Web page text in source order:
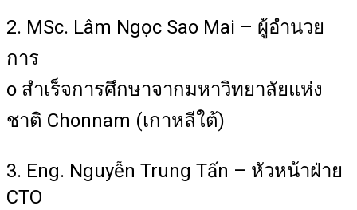
2. MSc. Lâm Ngọc Sao Mai – ผู้อำนวย
การ
o สำเร็จการศึกษาจากมหาวิทยาลัยแห่ง
ชาติ Chonnam (เกาหลีใต้)
3. Eng. Nguyễn Trung Tấn – หัวหน้าฝ่าย
CTO